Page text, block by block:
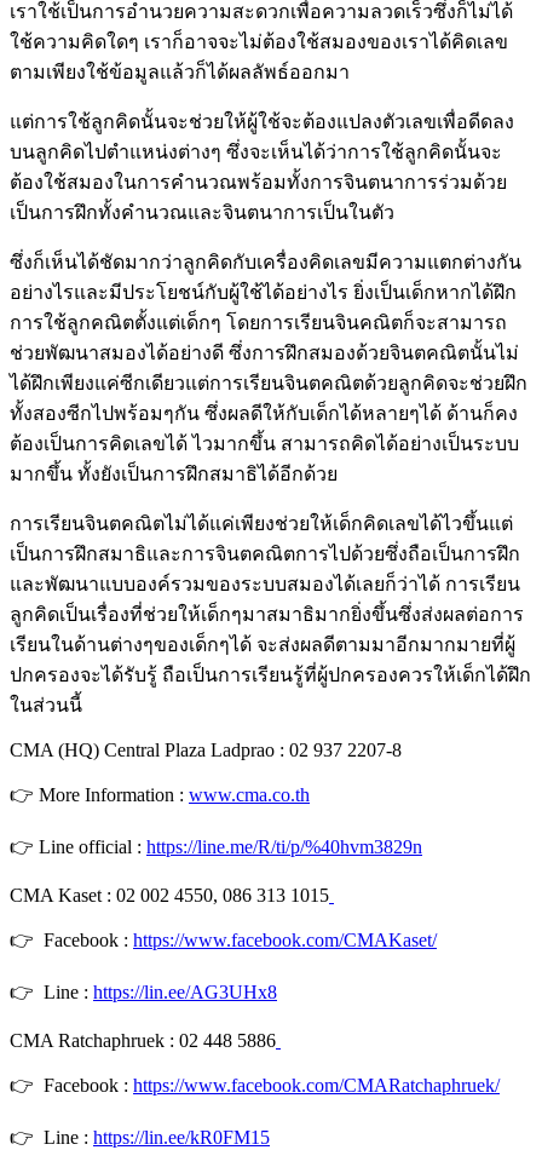
เราใช้เป็นการอำนวยความสะดวกเพื่อความลวดเร็วซึ่งก็ไม่ได้
ใช้ความคิดใดๆ เราก็อาจจะไม่ต้องใช้สมองของเราได้คิดเลข
ตามเพียงใช้ข้อมูลแล้วก็ได้ผลลัพธ์ออกมา
แต่การใช้ลูกคิดนั้นจะช่วยให้ผู้ใช้จะต้องแปลงตัวเลขเพื่อดีดลง
บนลูกคิดไปตำแหน่งต่างๆ ซึ่งจะเห็นได้ว่าการใช้ลูกคิดนั้นจะ
ต้องใช้สมองในการคำนวณพร้อมทั้งการจินตนาการร่วมด้วย
เป็นการฝึกทั้งคำนวณและจินตนาการเป็นในตัว
ซึ่งก็เห็นได้ชัดมากว่าลูกคิดกับเครื่องคิดเลขมีความแตกต่างกัน
อย่างไรและมีประโยชน์กับผู้ใช้ได้อย่างไร ยิ่งเป็นเด็กหากได้ฝึก
การใช้ลูกคณิตตั้งแต่เด็กๆ โดยการเรียนจินคณิตก็จะสามารถ
ช่วยพัฒนาสมองได้อย่างดี ซึ่งการฝึกสมองด้วยจินตคณิตนั้นไม่
ได้ฝึกเพียงแค่ซีกเดียวแต่การเรียนจินตคณิตด้วยลูกคิดจะช่วยฝึก
ทั้งสองซีกไปพร้อมๆกัน ซึ่งผลดีให้กับเด็กได้หลายๆได้ ด้านก็คง
ต้องเป็นการคิดเลขได้ ไวมากขึ้น สามารถคิดได้อย่างเป็นระบบ
มากขึ้น ทั้งยังเป็นการฝึกสมาธิได้อีกด้วย
การเรียนจินตคณิตไม่ได้แค่เพียงช่วยให้เด็กคิดเลขได้ไวขึ้นแต่
เป็นการฝึกสมาธิและการจินตคณิตการไปด้วยซึ่งถือเป็นการฝึก
และพัฒนาแบบองค์รวมของระบบสมองได้เลยก็ว่าได้ การเรียน
ลูกคิดเป็นเรื่องที่ช่วยให้เด็กๆมาสมาธิมากยิ่งขึ้นซึ่งส่งผลต่อการ
เรียนในด้านต่างๆของเด็กๆได้ จะส่งผลดีตามมาอีกมากมายที่ผู้
ปกครองจะได้รับรู้ ถือเป็นการเรียนรู้ที่ผู้ปกครองควรให้เด็กได้ฝึก
ในส่วนนี้
CMA (HQ) Central Plaza Ladprao : 02 937 2207-8
👉 More Information : www.cma.co.th
👉 Line official : https://line.me/R/ti/p/%40hvm3829n
CMA Kaset : 02 002 4550, 086 313 1015
👉 Facebook : https://www.facebook.com/CMAKaset/
👉 Line : https://lin.ee/AG3UHx8
CMA Ratchaphruek : 02 448 5886
👉 Facebook : https://www.facebook.com/CMARatchaphruek/
👉 Line : https://lin.ee/kR0FM15